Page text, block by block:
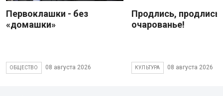
Первоклашки - без
«домашки»
ОБЩЕСТВО 08 августа 2026
Продлись, продлись
очарованье!
КУЛЬТУРА 08 августа 2026